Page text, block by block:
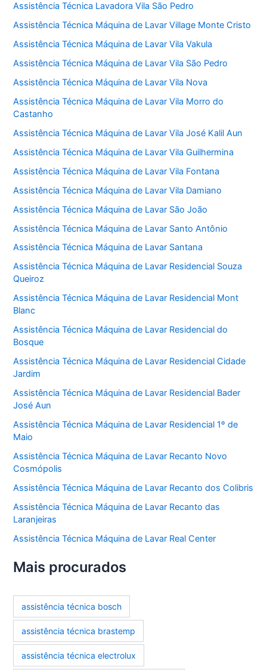
Assistência Técnica Lavadora Vila São Pedro
Assistência Técnica Máquina de Lavar Village Monte Cristo
Assistência Técnica Máquina de Lavar Vila Vakula
Assistência Técnica Máquina de Lavar Vila São Pedro
Assistência Técnica Máquina de Lavar Vila Nova
Assistência Técnica Máquina de Lavar Vila Morro do
Castanho
Assistência Técnica Máquina de Lavar Vila José Kalil Aun
Assistência Técnica Máquina de Lavar Vila Guilhermina
Assistência Técnica Máquina de Lavar Vila Fontana
Assistência Técnica Máquina de Lavar Vila Damiano
Assistência Técnica Máquina de Lavar São João
Assistência Técnica Máquina de Lavar Santo Antônio
Assistência Técnica Máquina de Lavar Santana
Assistência Técnica Máquina de Lavar Residencial Souza
Queiroz
Assistência Técnica Máquina de Lavar Residencial Mont
Blanc
Assistência Técnica Máquina de Lavar Residencial do
Bosque
Assistência Técnica Máquina de Lavar Residencial Cidade
Jardim
Assistência Técnica Máquina de Lavar Residencial Bader
José Aun
Assistência Técnica Máquina de Lavar Residencial 1º de
Maio
Assistência Técnica Máquina de Lavar Recanto Novo
Cosmópolis
Assistência Técnica Máquina de Lavar Recanto dos Colibris
Assistência Técnica Máquina de Lavar Recanto das
Laranjeiras
Assistência Técnica Máquina de Lavar Real Center
Mais procurados
assistência técnica bosch
assistência técnica brastemp
assistência técnica electrolux